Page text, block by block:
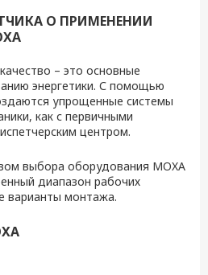
О ПРИМЕНЕНИИ
– это основные
энергетики. С помощью
упрощенные системы
как с первичными
центром.
выбора оборудования MOXA
диапазон рабочих
варианты монтажа.